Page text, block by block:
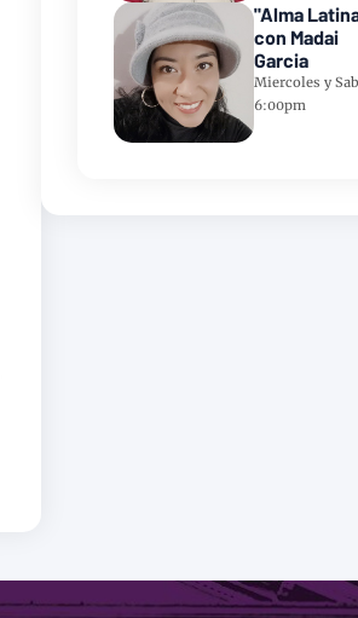
"Alma
con Madai
Garcia
Miercoles y
6:00pm